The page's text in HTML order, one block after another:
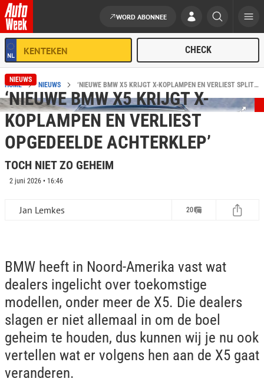
Ga naar de inhoud
WORD ABONNEE
HOME NIEUWS ‘NIEUWE BMW X5 KRIJGT X-KOPLAMPEN EN VERLIEST SPLIT TAILGATE’
NIEUWS
‘NIEUWE BMW X5 KRIJGT X-
KOPLAMPEN EN VERLIEST
OPGEDEELDE ACHTERKLEP’
TOCH NIET ZO GEHEIM
2 juni 2026 • 16:46
Jan Lemkes 20
BMW heeft in Noord-Amerika vast wat
dealers ingelicht over toekomstige
modellen, onder meer de X5. Die dealers
slagen er niet allemaal in om de boel
geheim te houden, dus kunnen wij je nu ook
vertellen wat er volgens hen aan de X5 gaat
veranderen.